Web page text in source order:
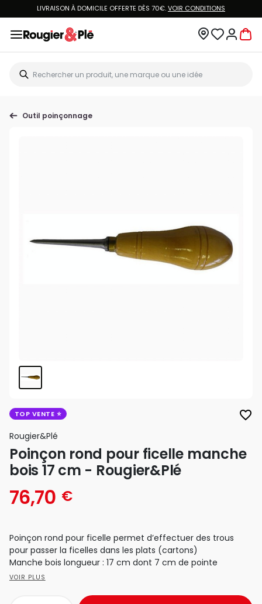
LIVRAISON À DOMICILE OFFERTE DÈS 70€.VOIR CONDITIONS
Outil poinçonnage
TOP VENTE favorite_border
Rougier&plé
Poinçon rond pour ficelle manche
bois 17 cm - Rougier&Plé
76,70 €
Poinçon rond pour ficelle permet d’effectuer des trous
pour passer la ficelles dans les plats (cartons)
Manche bois longueur : 17 cm dont 7 cm de pointe
VOIR PLUS